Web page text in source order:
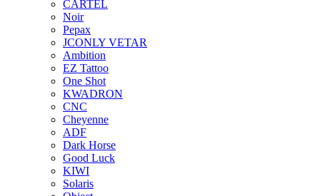
CARTEL
Noir
Pepax
JCONLY VETAR
Ambition
EZ Tattoo
One Shot
KWADRON
CNC
Cheyenne
ADF
Dark Horse
Good Luck
KIWI
Solaris